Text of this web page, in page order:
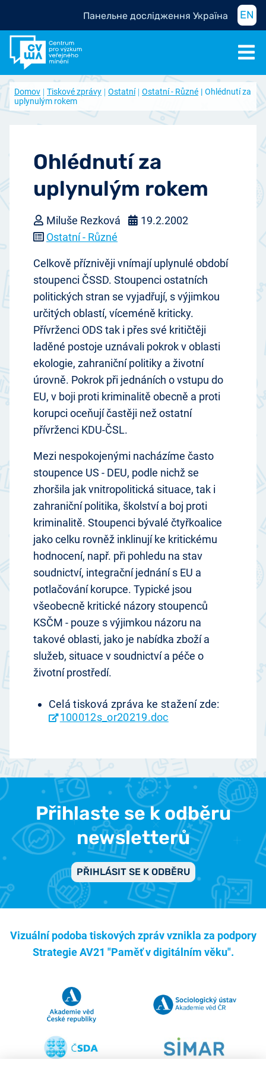
Панельне дослідження Україна EN
Domov Tiskové zprávy Ostatní Ostatní - Různé
Ohlédnutí za
uplynulým rokem
Ohlédnutí za
uplynulým rokem
Miluše Rezková
19.2.2002
Ostatní - Různé
Celkově příznivěji vnímají uplynulé období
stoupenci ČSSD. Stoupenci ostatních
politických stran se vyjadřují, s výjimkou
určitých oblastí, víceméně kriticky.
Přívrženci ODS tak i přes své kritičtěji
laděné postoje uznávali pokrok v oblasti
ekologie, zahraniční politiky a životní
úrovně. Pokrok při jednáních o vstupu do
EU, v boji proti kriminalitě obecně a proti
korupci oceňují častěji než ostatní
přívrženci KDU-ČSL.
Mezi nespokojenými nacházíme často
stoupence US - DEU, podle nichž se
zhoršila jak vnitropolitická situace, tak i
zahraniční politika, školství a boj proti
kriminalitě. Stoupenci bývalé čtyřkoalice
jako celku rovněž inklinují ke kritickému
hodnocení, např. při pohledu na stav
soudnictví, integrační jednání s EU a
potlačování korupce. Typické jsou
všeobecně kritické názory stoupenců
KSČM - pouze s výjimkou názoru na
takové oblasti, jako je nabídka zboží a
služeb, situace v soudnictví a péče o
životní prostředí.
Celá tisková zpráva ke stažení zde:
100012s_or20219.doc
Přihlaste se k odběru
newsletterů
PŘIHLÁSIT SE K ODBĚRU
Vizuální podoba tiskových zpráv vznikla za podpory
Strategie AV21 "Paměť v digitálním věku".